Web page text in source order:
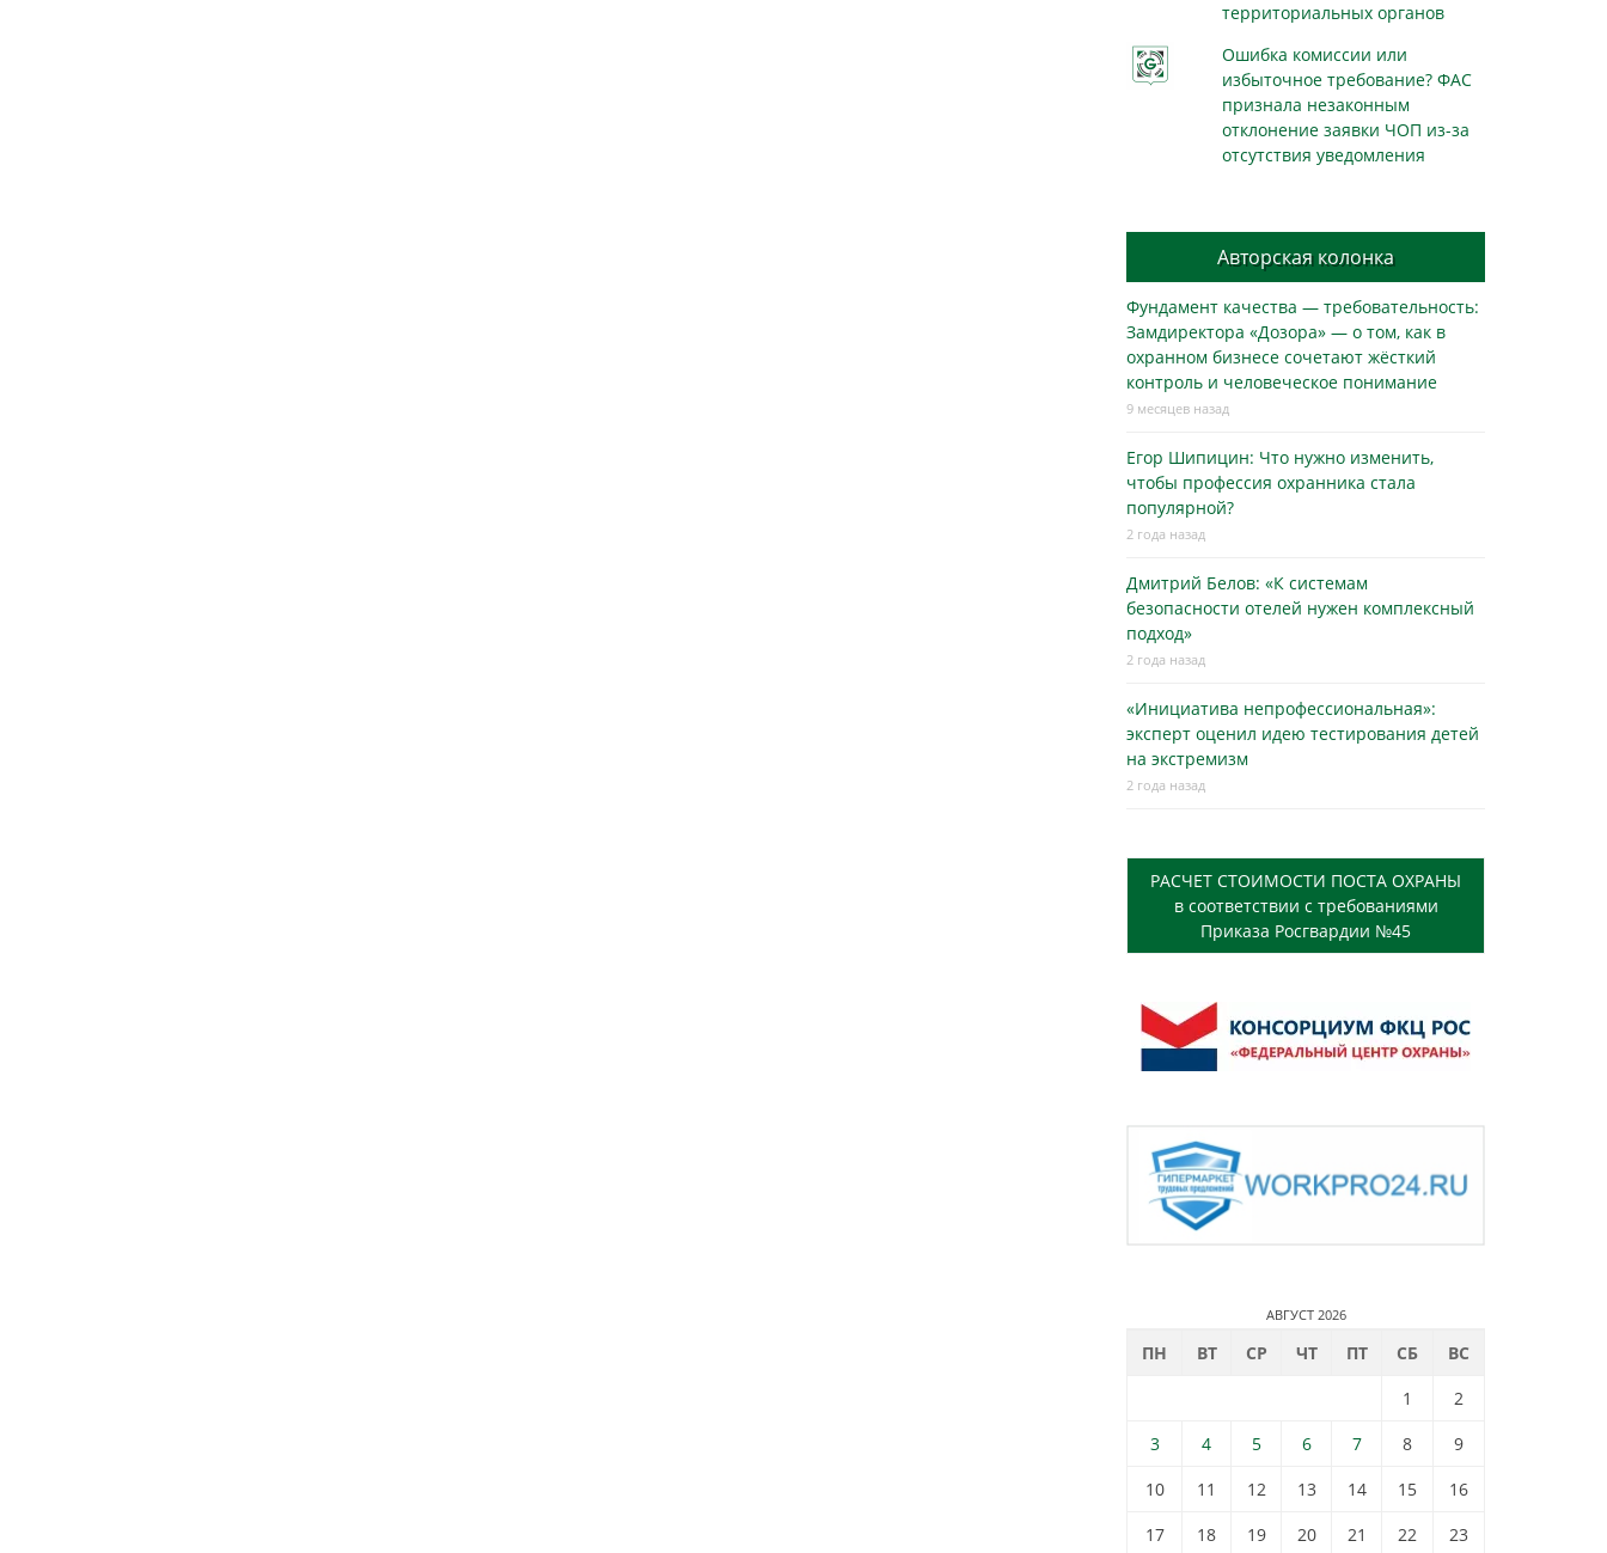
территориальных органов
Ошибка комиссии или
избыточное требование? ФАС
признала незаконным
отклонение заявки ЧОП из-за
отсутствия уведомления
Авторская колонка
Фундамент качества — требовательность:
Замдиректора «Дозора» — о том, как в
охранном бизнесe сочетают жёсткий
контроль и человеческое понимание
9 месяцев назад
Егор Шипицин: Что нужно изменить,
чтобы профессия охранника стала
популярной?
2 года назад
Дмитрий Белов: «К системам
безопасности отелей нужен комплексный
подход»
2 года назад
«Инициатива непрофессиональная»:
эксперт оценил идею тестирования детей
на экстремизм
2 года назад
РАСЧЕТ СТОИМОСТИ ПОСТА ОХРАНЫ
в соответствии с требованиями
Приказа Росгвардии №45
АВГУСТ 2026
ПН ВТ СР ЧТ ПТ СБ
ВС
1
2
3
4 5 6 7 8
9
10
11 12 13 14 15
16
17
18 19 20 21 22
23